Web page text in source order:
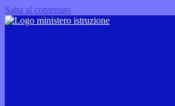
Salta al contenuto